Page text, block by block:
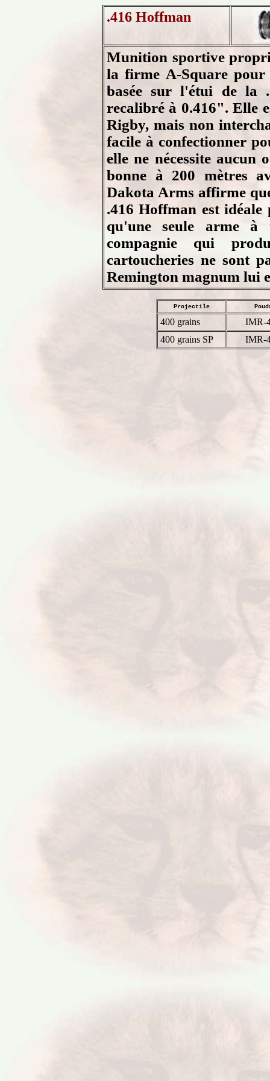
.416 Hoffman
Munition sportive
la firme A-Square
basée sur l'étui de la
recalibré à 0.416". Elle
Rigby, mais non
facile à confectionner
elle ne nécessite aucun
bonne à 200 mètres
Dakota Arms affirme
.416 Hoffman est
qu'une seule arme à
compagnie qui
cartoucheries ne sont
Remington magnum lui
Projectile
400 grains
IMR-
400 grains SP
IMR-